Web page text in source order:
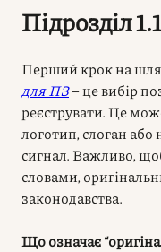
Підрозділ
Перший крок на
для ПЗ– це вибір
реєструвати. Це
логотип, слоган або
сигнал. Важливо,
словами,
законодавства.
Що означає